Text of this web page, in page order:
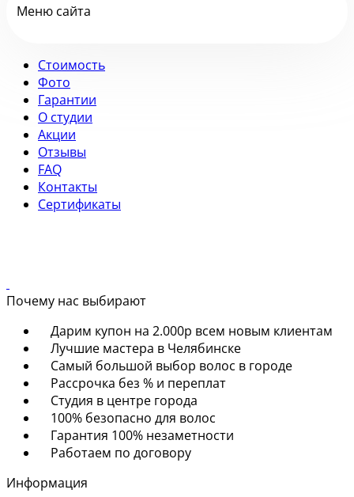
Меню сайта
Стоимость
Фото
Гарантии
О студии
Акции
Отзывы
FAQ
Контакты
Сертификаты
Почему нас выбирают
Дарим купон на 2.000р всем новым клиентам
Лучшие мастера в Челябинске
Самый большой выбор волос в городе
Рассрочка без % и переплат
Студия в центре города
100% безопасно для волос
Гарантия 100% незаметности
Работаем по договору
Информация